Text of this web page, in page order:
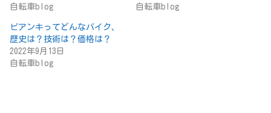
自転車blog
自転車blog
ビアンキってどんなバイク、
歴史は？技術は？価格は？
2022年9月13日
自転車blog